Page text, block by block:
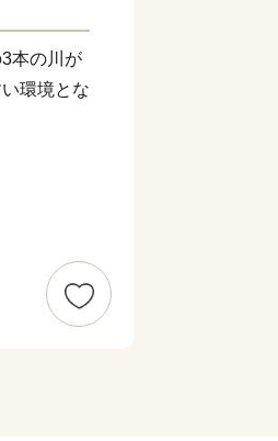
本の川が
環境とな
ます。ま
スが開通
着実に発